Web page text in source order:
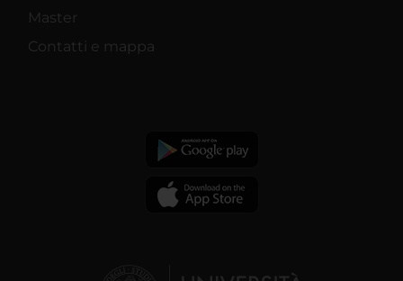
Master
Contatti e mappa